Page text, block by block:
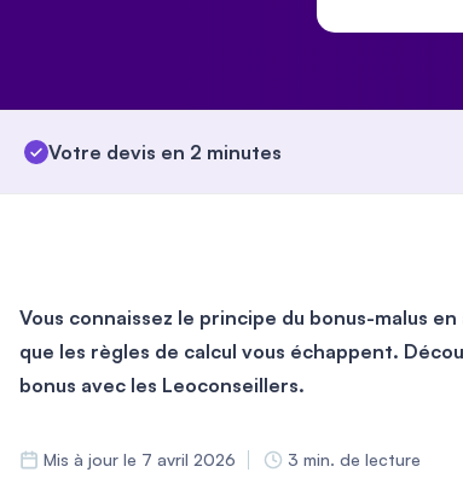
Votre devis en 2 minutes
Vous connaissez le principe du bonus-malus
que les règles de calcul vous échappent.
bonus avec les Leoconseillers.
Mis à jour le 7 avril 2026 3 min. de lecture